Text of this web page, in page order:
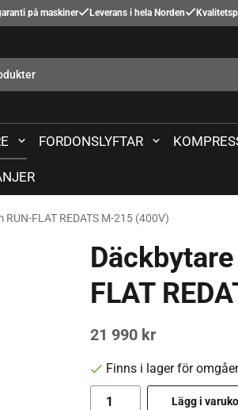
på maskiner Leverans i hela Norden
FORDONSLYFTAR
FLAT REDATS M-215 (400V)
FLAT
21 990 kr
Finns i lager för
Lägg i